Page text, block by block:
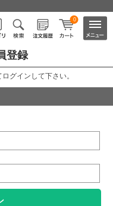
0
登録
グインして下さい。